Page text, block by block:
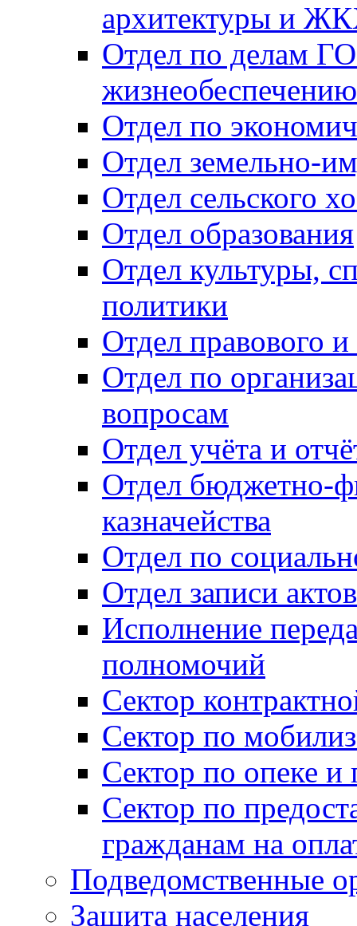
архитектуры и
Отдел по делам
Отдел по
Отдел земельно-
Отдел сельского
Отдел образования
Отдел культуры,
политики
Отдел правового
Отдел по
вопросам
Отдел учёта и
Отдел бюджетно-
казначейства
Отдел по
Отдел записи
Исполнение
полномочий
Сектор
Сектор по
Сектор по опеке и
Сектор по
гражданам на
Подведомственные
Защита населения